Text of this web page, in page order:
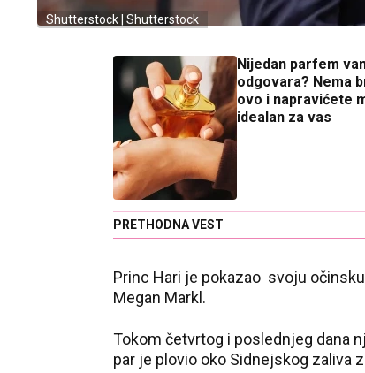
Shutterstock | Shutterstock
Nijedan parfem
odgovara? Nema
ovo i napravićete
idealan za vas
PRETHODNA VEST
Princ Hari je pokazao svoju
Megan Markl.
Tokom četvrtog i poslednjeg dana
par je plovio oko Sidnejskog zaliva